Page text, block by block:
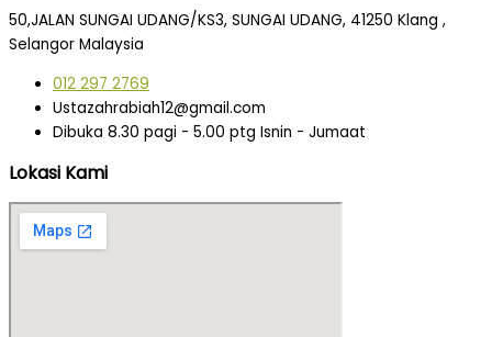
50,JALAN SUNGAI UDANG/KS3, SUNGAI UDANG, 41250 Klang ,
Selangor Malaysia
012 297 2769
Ustazahrabiah12@gmail.com
Dibuka 8.30 pagi - 5.00 ptg Isnin - Jumaat
Lokasi Kami